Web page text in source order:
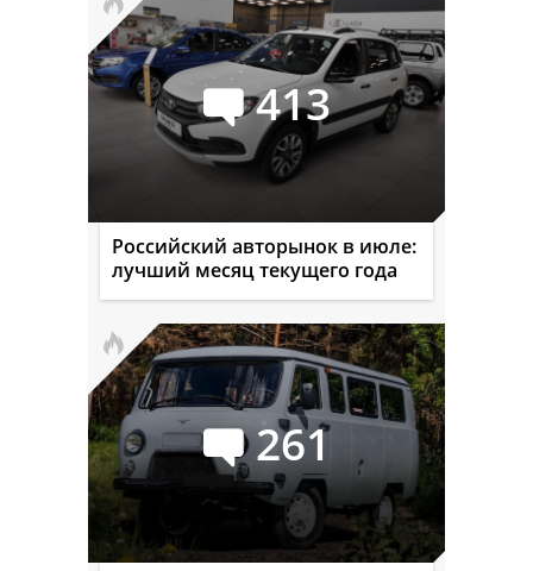
413
Российский авторынок в июле:
лучший месяц текущего года
261